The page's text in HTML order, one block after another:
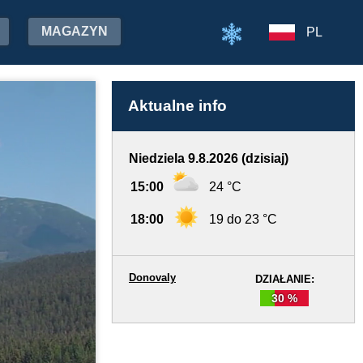
MAGAZYN PL
Aktualne info
Niedziela 9.8.2026 (dzisiaj)
15:00 24 °C
18:00 19 do 23 °C
DZIAŁANIE:
30 %
Donovaly